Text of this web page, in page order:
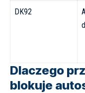
DK92
Dlaczego
blokuje